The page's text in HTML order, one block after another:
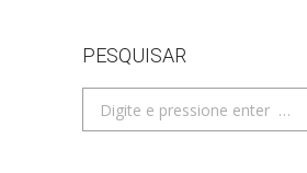
PESQUISAR
Search: